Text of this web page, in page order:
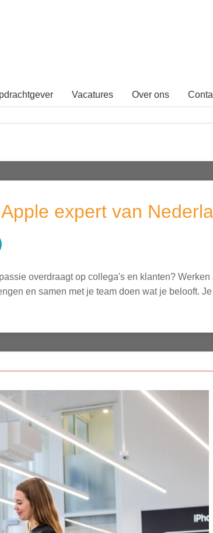
Vacatures Over ons
expert van
overdraagt op collega's en klanten?
en samen met je team doen wat je belooft.